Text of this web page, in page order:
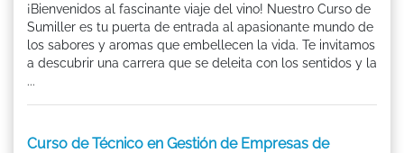
¡Bienvenidos al fascinante viaje del vino! Nuestro Curso de
Sumiller es tu puerta de entrada al apasionante mundo de
los sabores y aromas que embellecen la vida. Te invitamos
a descubrir una carrera que se deleita con los sentidos y la
...
Curso de Técnico en Gestión de Empresas de